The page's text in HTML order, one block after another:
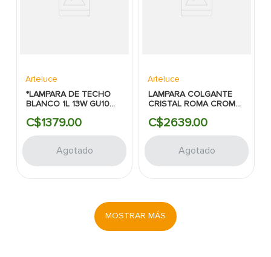
Arteluce
*LAMPARA DE TECHO
BLANCO 1L 13W GU10
C$1379.00
Agotado
Arteluce
LAMPARA COLGANTE
CRISTAL ROMA CROMO
50W-IN&OUT
C$2639.00
Agotado
MOSTRAR MÁS